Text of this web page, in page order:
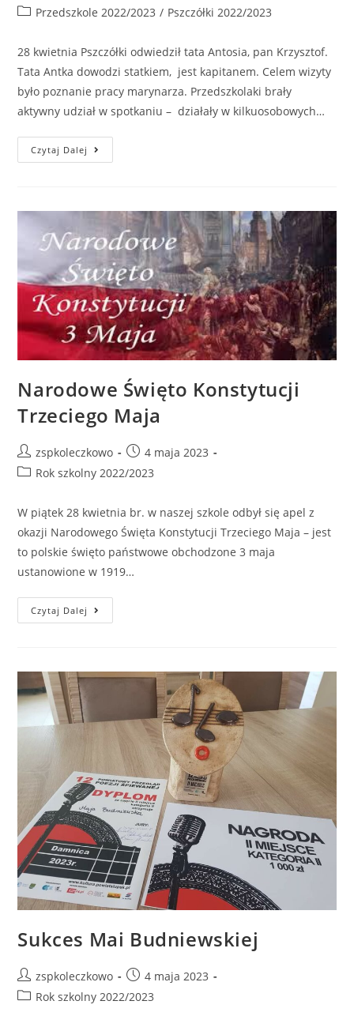
Przedszkole 2022/2023 / Pszczółki 2022/2023
28 kwietnia Pszczółki odwiedził tata Antosia, pan Krzysztof.
Tata Antka dowodzi statkiem, jest kapitanem. Celem wizyty
było poznanie pracy marynarza. Przedszkolaki brały
aktywny udział w spotkaniu – działały w kilkuosobowych…
Czytaj Dalej
Narodowe Święto Konstytucji
Trzeciego Maja
zspkoleczkowo
4 maja 2023
Rok szkolny 2022/2023
W piątek 28 kwietnia br. w naszej szkole odbył się apel z
okazji Narodowego Święta Konstytucji Trzeciego Maja – jest
to polskie święto państwowe obchodzone 3 maja
ustanowione w 1919…
Czytaj Dalej
Sukces Mai Budniewskiej
zspkoleczkowo
4 maja 2023
Rok szkolny 2022/2023